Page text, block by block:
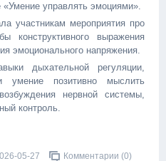
управлять эмоциями».
участникам мероприятия про
конструктивного выражения
эмоционального напряжения.
дыхательной регуляции,
умение позитивно мыслить
нервной системы,
контроль.
05-27 Комментарии (0)